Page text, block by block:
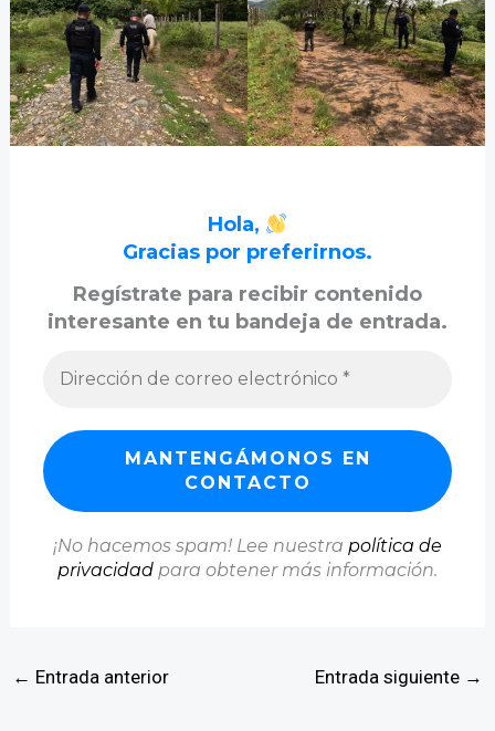
Hola,
Gracias por preferirnos.
Regístrate para recibir contenido
interesante en tu bandeja de entrada.
¡No hacemos spam! Lee nuestra política de
privacidad para obtener más información.
← Entrada anterior Entrada siguiente →